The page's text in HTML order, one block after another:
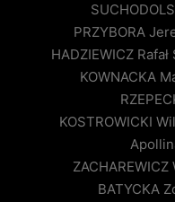
PRZYBORA
HADZIEWICZ
KOWNACKA
KOSTROWICKI
BATYCKA